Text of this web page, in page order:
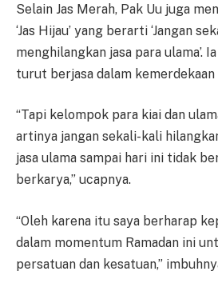
Selain Jas Merah, Pak Uu juga
‘Jas Hijau’ yang berarti ‘Jangan
menghilangkan jasa para ulama’.
turut berjasa dalam kemerdekaan
“Tapi kelompok para kiai dan
artinya jangan sekali-kali
jasa ulama sampai hari ini tidak
berkarya,” ucapnya.
“Oleh karena itu saya berharap
dalam momentum Ramadan ini
persatuan dan kesatuan,”